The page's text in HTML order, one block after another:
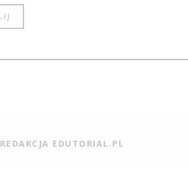
REDAKCJA EDUTORIAL.PL